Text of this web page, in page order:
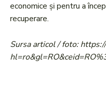
economice și pentru a
recuperare.
Sursa articol / foto: